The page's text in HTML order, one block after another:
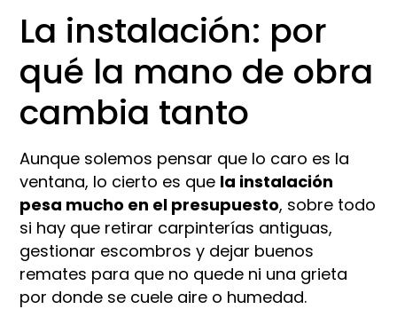
La instalación: por
qué la mano de obra
cambia tanto
Aunque solemos pensar que lo caro es la
ventana, lo cierto es que la instalación
pesa mucho en el presupuesto, sobre todo
si hay que retirar carpinterías antiguas,
gestionar escombros y dejar buenos
remates para que no quede ni una grieta
por donde se cuele aire o humedad.